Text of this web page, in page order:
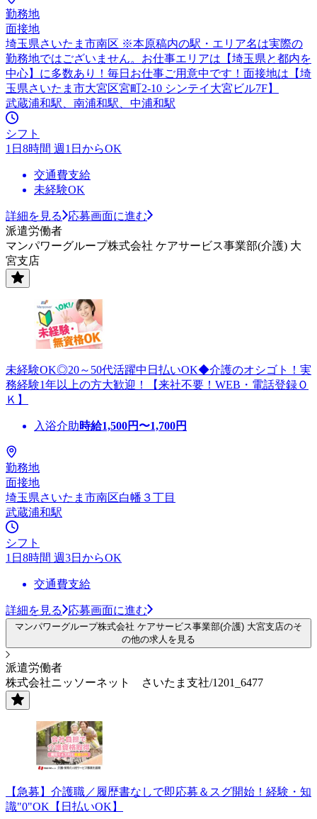
勤務地
面接地
埼玉県さいたま市南区 ※本原稿内の駅・エリア名は実際の
勤務地ではございません。お仕事エリアは【埼玉県と都内を
中心】に多数あり！毎日お仕事ご用意中です！面接地は【埼
玉県さいたま市大宮区宮町2-10 シンテイ大宮ビル7F】
武蔵浦和駅、南浦和駅、中浦和駅
シフト
1日8時間 週1日からOK
交通費支給
未経験OK
詳細を見る
応募画面に進む
派遣労働者
マンパワーグループ株式会社 ケアサービス事業部(介護) 大
宮支店
未経験OK◎20～50代活躍中日払いOK◆介護のオシゴト！実
務経験1年以上の方大歓迎！【来社不要！WEB・電話登録Ｏ
Ｋ】
入浴介助時給1,500円〜1,700円
勤務地
面接地
埼玉県さいたま市南区白幡３丁目
武蔵浦和駅
シフト
1日8時間 週3日からOK
交通費支給
詳細を見る 応募画面に進む
マンパワーグループ株式会社 ケアサービス事業部(介護) 大宮支店のそ
の他の求人を見る
派遣労働者
株式会社ニッソーネット さいたま支社/1201_6477
【急募】介護職／履歴書なしで即応募＆スグ開始！経験・知
識"0"OK【日払いOK】